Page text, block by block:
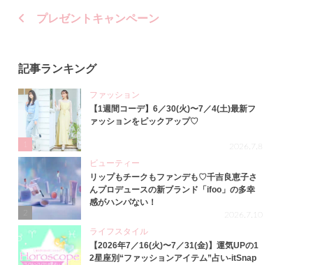
プレゼントキャンペーン
記事ランキング
ファッション
【1週間コーデ】6／30(火)〜7／4(土)最新フ
ァッションをピックアップ♡
2026.7.8
ビューティー
リップもチークもファンデも♡千吉良恵子さ
んプロデュースの新ブランド「ifoo」の多幸
感がハンパない！
2026.7.10
ライフスタイル
【2026年7／16(火)〜7／31(金)】運気UPの1
2星座別“ファッションアイテム”占い-itSnap